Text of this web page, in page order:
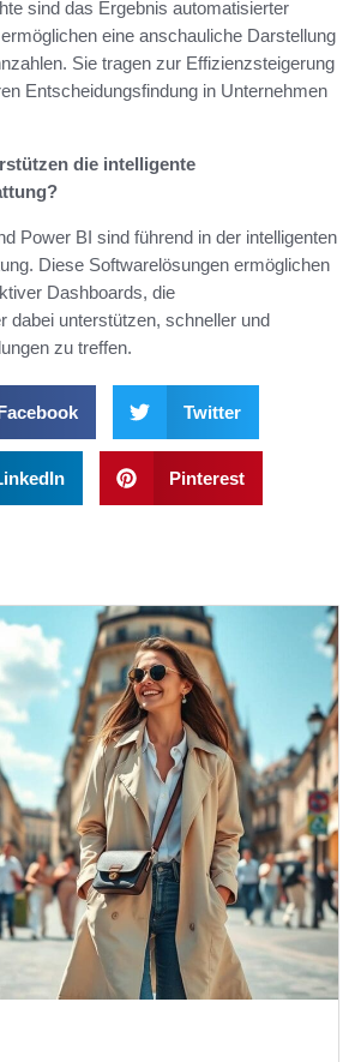
sind das Ergebnis automatisierter
eine anschauliche Darstellung
Sie tragen zur Effizienzsteigerung
Entscheidungsfindung in Unternehmen
die intelligente
Power BI sind führend in der intelligenten
Diese Softwarelösungen ermöglichen
Dashboards, die
dabei unterstützen, schneller und
zu treffen.
Twitter
Pinterest